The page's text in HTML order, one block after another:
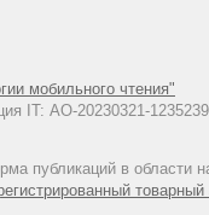
мобильного чтения"
IT: АО-20230321-
публикаций в области
товарный